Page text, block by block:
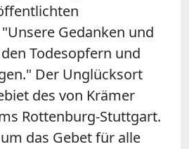
"Unsere Gedanken und
Todesopfern und
Der Unglücksort
des von Krämer
Rottenburg-Stuttgart.
das Gebet für alle